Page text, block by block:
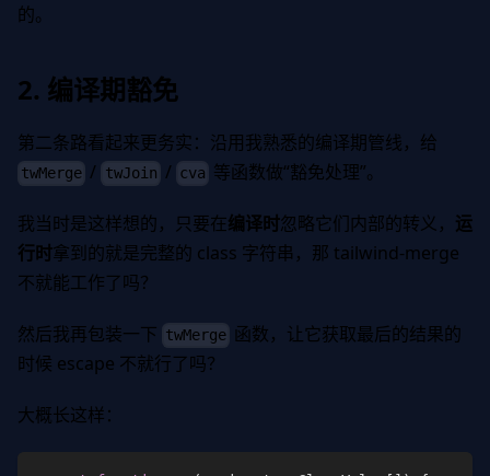
的。
2. 编译期豁免
第二条路看起来更务实：沿用我熟悉的编译期管线，给
twMerge / twJoin / cva 等函数做“豁免处理”。
我当时是这样想的，只要在编译时忽略它们内部的转义， 运
行时拿到的就是完整的 class 字符串，那 tailwind-merge
不就能工作了吗？
然后我再包装一下 twMerge
函数，让它获取最后的结果的
时候 escape 不就行了吗？
大概长这样：